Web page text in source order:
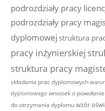
podrozdziały pracy
podrozdziały pracy
dyplomowej struktura
pracy inżynierskiej
struktura pracy
składania prac dyplomowych
dyplomowego wniosek o
do otrzymania dyplomu wzór